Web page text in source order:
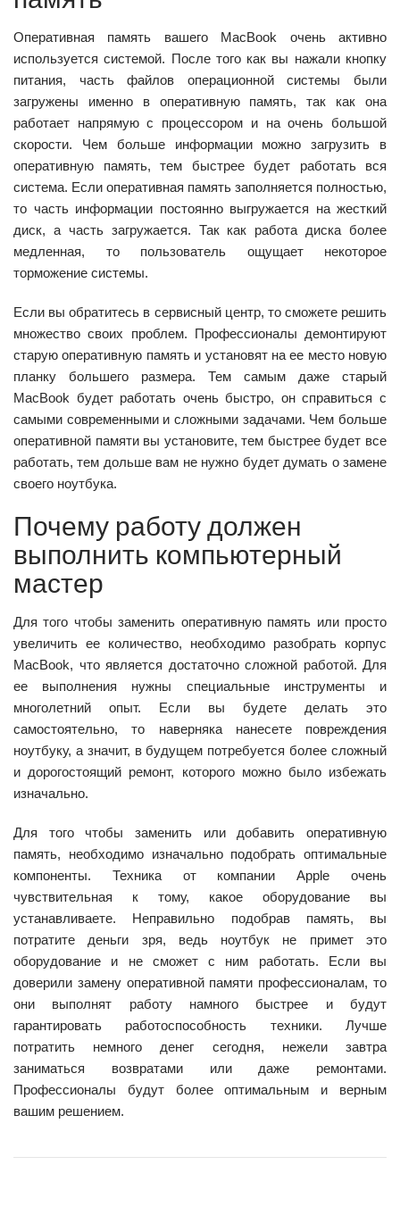
Оперативная память вашего MacBook очень активно
используется системой. После того как вы нажали кнопку
питания, часть файлов операционной системы были
загружены именно в оперативную память, так как она
работает напрямую с процессором и на очень большой
скорости. Чем больше информации можно загрузить в
оперативную память, тем быстрее будет работать вся
система. Если оперативная память заполняется полностью,
то часть информации постоянно выгружается на жесткий
диск, а часть загружается. Так как работа диска более
медленная, то пользователь ощущает некоторое
торможение системы.
Если вы обратитесь в сервисный центр, то сможете решить
множество своих проблем. Профессионалы демонтируют
старую оперативную память и установят на ее место новую
планку большего размера. Тем самым даже старый
MacBook будет работать очень быстро, он справиться с
самыми современными и сложными задачами. Чем больше
оперативной памяти вы установите, тем быстрее будет все
работать, тем дольше вам не нужно будет думать о замене
своего ноутбука.
Почему работу должен
выполнить компьютерный
мастер
Для того чтобы заменить оперативную память или просто
увеличить ее количество, необходимо разобрать корпус
MacBook, что является достаточно сложной работой. Для
ее выполнения нужны специальные инструменты и
многолетний опыт. Если вы будете делать это
самостоятельно, то наверняка нанесете повреждения
ноутбуку, а значит, в будущем потребуется более сложный
и дорогостоящий ремонт, которого можно было избежать
изначально.
Для того чтобы заменить или добавить оперативную
память, необходимо изначально подобрать оптимальные
компоненты. Техника от компании Apple очень
чувствительная к тому, какое оборудование вы
устанавливаете. Неправильно подобрав память, вы
потратите деньги зря, ведь ноутбук не примет это
оборудование и не сможет с ним работать. Если вы
доверили замену оперативной памяти профессионалам, то
они выполнят работу намного быстрее и будут
гарантировать работоспособность техники. Лучше
потратить немного денег сегодня, нежели завтра
заниматься возвратами или даже ремонтами.
Профессионалы будут более оптимальным и верным
вашим решением.